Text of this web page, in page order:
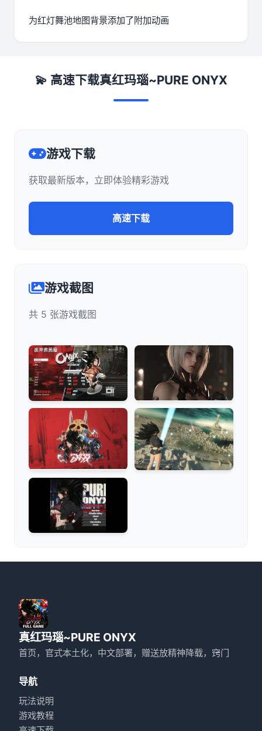
为红灯舞池地图背景添加了附加动画
💫 高速下载真红玛瑙~PURE ONYX
游戏下载
获取最新版本，立即体验精彩游戏
高速下载
游戏截图
共 5 张游戏截图
真红玛瑙~PURE ONYX
首页，官式本土化，中文部署，赠送放精神降载，窍门
导航
玩法说明
游戏教程